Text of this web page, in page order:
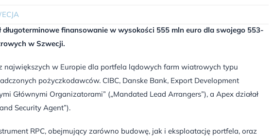
długoterminowe finansowanie w wysokości 555 mln euro dla swojego 553-
w Szwecji.
największych w Europie dla portfela lądowych farm wiatrowych typu
pożyczkodawców. CIBC, Danske Bank, Export Development
Głównymi Organizatorami” („Mandated Lead Arrangers”), a Apex działał
Security Agent”).
RPC, obejmujący zarówno budowę, jak i eksploatację portfela, oraz